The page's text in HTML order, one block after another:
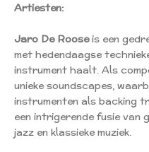
Artiesten:
Jaro De Rooseis een
met hedendaagse
instrument haalt. Als
unieke soundscapes,
instrumenten als backing
een intrigerende fusie van
jazz en klassieke muziek.